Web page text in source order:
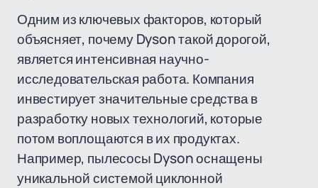
Одним из ключевых факторов, который
объясняет, почему Dyson такой дорогой,
является интенсивная научно-
исследовательская работа. Компания
инвестирует значительные средства в
разработку новых технологий, которые
потом воплощаются в их продуктах.
Например, пылесосы Dyson оснащены
уникальной системой циклонной